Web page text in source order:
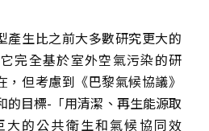
產生比之前大多數研究更大的
完全基於室外空氣污染的研
但考慮到《巴黎氣候協議》
的目標-「用清潔、再生能源取
的公共衛生和氣候協同效